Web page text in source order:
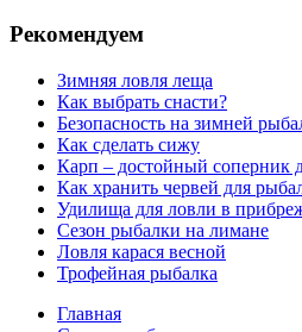
Рекомендуем
Зимняя ловля леща
Как выбрать снасти?
Безопасность на зимней
Как сделать сижу
Карп – достойный соперник
Как хранить червей для
Удилища для ловли в
Сезон рыбалки на лимане
Ловля карася весной
Трофейная рыбалка
Главная